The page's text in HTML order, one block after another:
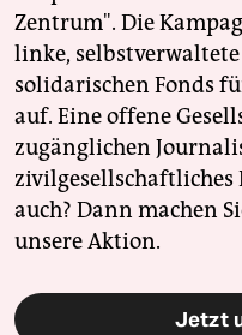
Zentrum". Die
linke,
solidarischen Fonds
auf. Eine offene
zugänglichen
zivilgesellschaftliches
auch? Dann machen
unsere Aktion.
Jetzt